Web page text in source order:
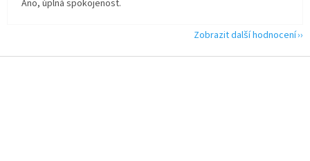
Ano, úplná spokojenost.
Zobrazit další hodnocení